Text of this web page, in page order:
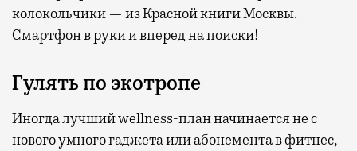
колокольчики — из Красной книги Москвы.
Смартфон в руки и вперед на поиски!
Гулять по экотропе
Иногда лучший wellness-план начинается не с
нового умного гаджета или абонемента в фитнес,